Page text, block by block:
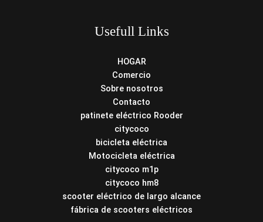
Usefull Links
HOGAR
Comercio
Sobre nosotros
Contacto
patinete eléctrico Rooder
citycoco
bicicleta eléctrica
Motocicleta eléctrica
citycoco m1p
citycoco hm8
scooter eléctrico de largo alcance
fábrica de scooters eléctricos